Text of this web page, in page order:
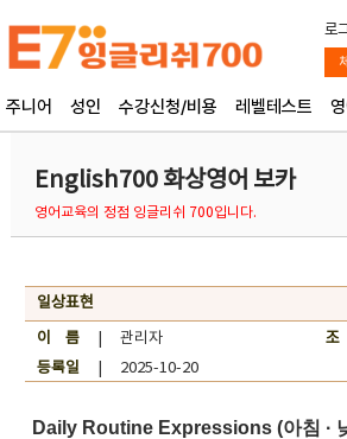
로
주니어 성인 수강신청/비용 레벨테스트
English700 화상영어 보카
영어교육의 정점 잉글리쉬 700입니다.
일상표현
이 름| 관리자 조
등록일| 2025-10-20
Daily Routine Expressions (아침 ·